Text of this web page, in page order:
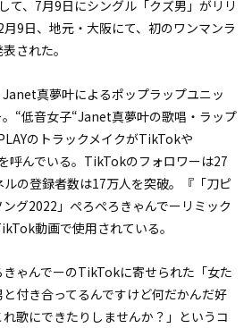
て、7月9日にシングル「クズ男」がリリ
9日、地元・大阪にて、初のワンマンラ
された。
Janet真夢叶によるポップラップユニッ
。“低音女子“Janet真夢叶の歌唱・ラップ
のトラックメイクがTikTokや
呼んでいる。TikTokのフォロワーは27
の登録者数は17万人を突破。『「刀ピ
グ2022」ぺろぺろきゃんでーリミック
動画で使用されている。
きゃんでーのTikTokに寄せられた「女た
付き合ってるんですけど何だかんだ好
歌にできたりしませんか？」というコ